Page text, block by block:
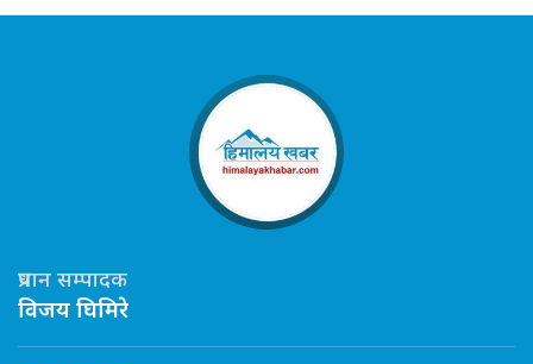
प्रधान सम्पादक
विजय घिमिरे